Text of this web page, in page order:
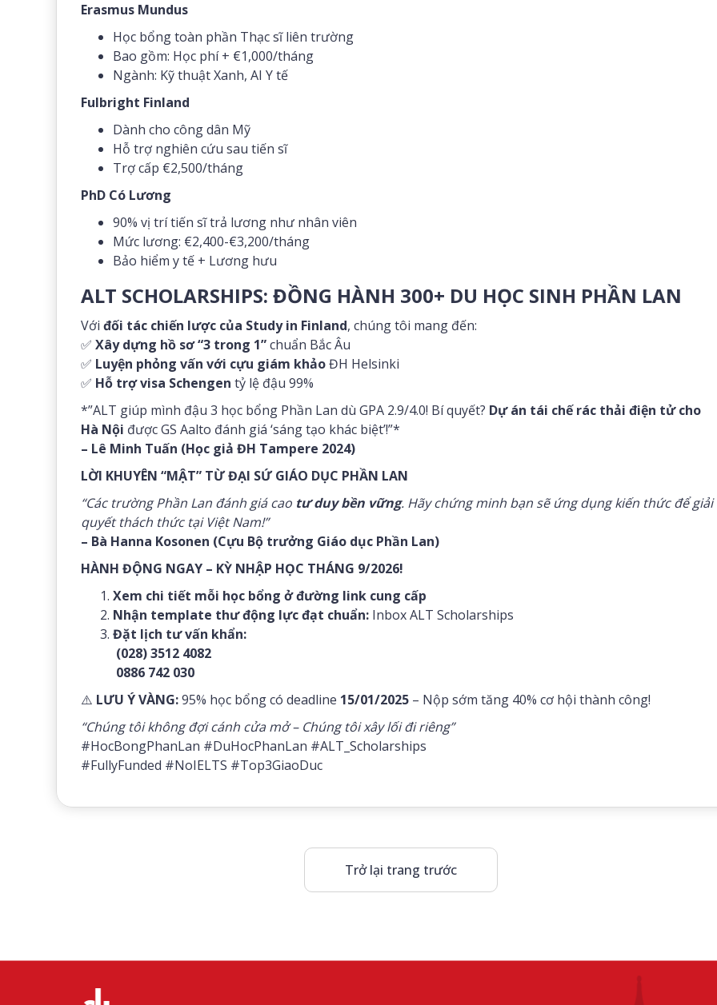
Erasmus Mundus
Học bổng toàn phần Thạc sĩ liên trường
Bao gồm: Học phí + €1,000/tháng
Ngành: Kỹ thuật Xanh, AI Y tế
Fulbright Finland
Dành cho công dân Mỹ
Hỗ trợ nghiên cứu sau tiến sĩ
Trợ cấp €2,500/tháng
PhD Có Lương
90% vị trí tiến sĩ trả lương như nhân viên
Mức lương: €2,400-€3,200/tháng
Bảo hiểm y tế + Lương hưu
ALT SCHOLARSHIPS: ĐỒNG HÀNH 300+ DU HỌC SINH PHẦN LAN
Với đối tác chiến lược của Study in Finland, chúng tôi mang đến:
✅ Xây dựng hồ sơ “3 trong 1”chuẩn Bắc Âu
✅ Luyện phỏng vấn với cựu giám khảoĐH Helsinki
✅ Hỗ trợ visa Schengen tỷ lệ đậu 99%
*”ALT giúp mình đậu 3 học bổng Phần Lan dù GPA 2.9/4.0! Bí quyết? Dự án tái chế rác thải điện tử cho
Hà Nội được GS Aalto đánh giá ‘sáng tạo khác biệt’!”*
– Lê Minh Tuấn (Học giả ĐH Tampere 2024)
LỜI KHUYÊN “MẬT” TỪ ĐẠI SỨ GIÁO DỤC PHẦN LAN
“Các trường Phần Lan đánh giá cao tư duy bền vững. Hãy chứng minh bạn sẽ ứng dụng kiến thức để giải
quyết thách thức tại Việt Nam!”
– Bà Hanna Kosonen (Cựu Bộ trưởng Giáo dục Phần Lan)
HÀNH ĐỘNG NGAY – KỲ NHẬP HỌC THÁNG 9/2026!
Xem chi tiết mỗi học bổng ở đường link cung cấp
Nhận template thư động lực đạt chuẩn: Inbox ALT Scholarships
Đặt lịch tư vấn khẩn:
(028) 3512 4082
0886 742 030
⚠️ LƯU Ý VÀNG:95% học bổng có deadline 15/01/2025 – Nộp sớm tăng 40% cơ hội thành công!
“Chúng tôi không đợi cánh cửa mở – Chúng tôi xây lối đi riêng”
#HocBongPhanLan #DuHocPhanLan #ALT_Scholarships
#FullyFunded #NoIELTS #Top3GiaoDuc
Trở lại trang trước